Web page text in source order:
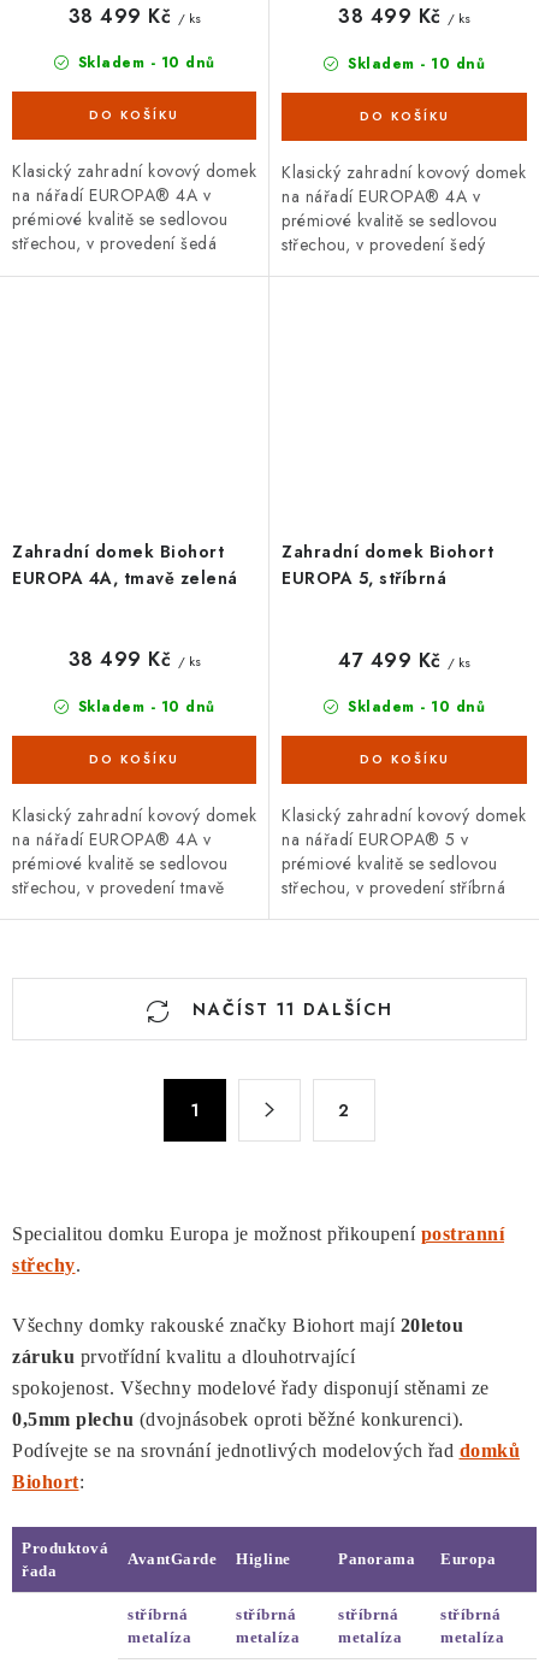
Skladem - 10 dnů
38 499 Kč / ks
Klasický zahradní kovový domek
na nářadí EUROPA® 4A v
prémiové kvalitě se sedlovou
střechou, v provedení šedá
Skladem - 10 dnů
38 499 Kč / ks
Klasický zahradní kovový domek
na nářadí EUROPA® 4A v
prémiové kvalitě se sedlovou
střechou, v provedení šedý
Zahradní domek Biohort
EUROPA 4A, tmavě zelená
Skladem - 10 dnů
38 499 Kč / ks
Klasický zahradní kovový domek
na nářadí EUROPA® 4A v
prémiové kvalitě se sedlovou
střechou, v provedení tmavě
Zahradní domek Biohort
EUROPA 5, stříbrná
Skladem - 10 dnů
47 499 Kč / ks
Klasický zahradní kovový domek
na nářadí EUROPA® 5 v
prémiové kvalitě se sedlovou
střechou, v provedení stříbrná
p
r
k
y
v
ý
p
i
s
u
NAČÍST 11 DALŠÍCH
k
o
á
n
í
1 2
Specialitou domku Europa je možnost přikoupení postranní
střechy.
Všechny domky rakouské značky Biohort mají 20letou
záruku prvotřídní kvalitu a dlouhotrvající
spokojenost. Všechny modelové řady disponují stěnami ze
0,5mm plechu (dvojnásobek oproti běžné konkurenci).
Podívejte se na srovnání jednotlivých modelových řad domků
Biohort:
Produktová
řada
AvantGarde Higline Panorama Europa
stříbrná
metalíza
stříbrná
metalíza
stříbrná
metalíza
stříbrná
metalíza